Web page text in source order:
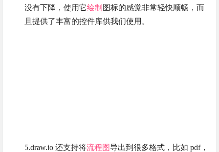
没有下降，使用它绘制 图标的感觉非常轻快顺畅，而
且提供了丰富的控件库供我们使用。
5.draw.io 还支持将流程图导出到很多格式，比如 pdf，